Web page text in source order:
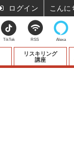
リスキリング
講座
TikTok RSS Alexa
ログイン こんに